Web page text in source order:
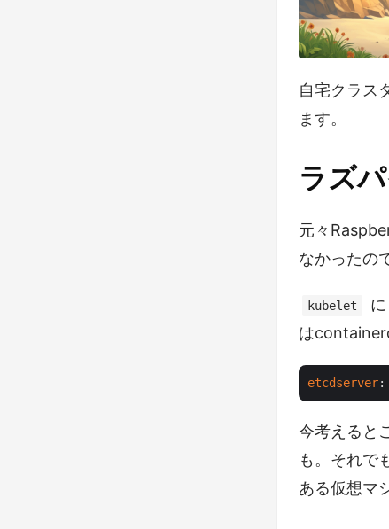
自宅クラス
ます。
ラズ
元々
なかったの
kubelet に
は
etcdserver
今考えると
も。それで
ある仮想マ